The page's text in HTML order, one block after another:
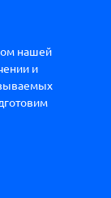
нашей
и